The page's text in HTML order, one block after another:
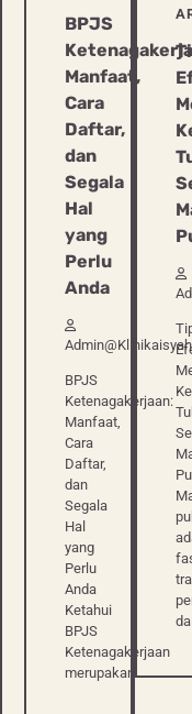
BPJS
Manfaat,
Cara
Daftar,
dan
Segala
Hal
yang
Perlu
Anda
BPJS
Ketenagakerjaan:
Manfaat,
Cara
Daftar,
dan
Segala
Hal
yang
Perlu
Anda
Ketahui
BPJS
Ketenagakerjaan
merupakan…